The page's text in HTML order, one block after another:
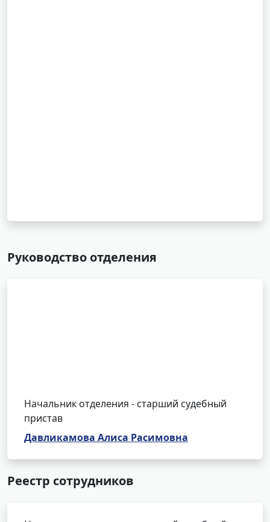
Руководство отделения
Начальник отделения - старший судебный
пристав
Давликамова Алиса Расимовна
Реестр сотрудников